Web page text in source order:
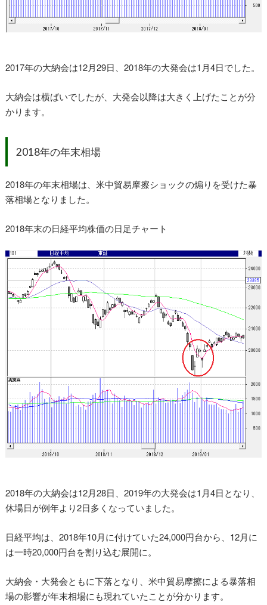
2017年の大納会は12月29日、2018年の大発会は1月4日でした。
大納会は横ばいでしたが、大発会以降は大きく上げたことが分
かります。
2018年の年末相場
2018年の年末相場は、米中貿易摩擦ショックの煽りを受けた暴
落相場となりました。
2018年末の日経平均株価の日足チャート
2018年の大納会は12月28日、2019年の大発会は1月4日となり、
休場日が例年より2日多くなっていました。
日経平均は、2018年10月に付けていた24,000円台から、12月に
は一時20,000円台を割り込む展開に。
大納会・大発会ともに下落となり、米中貿易摩擦による暴落相
場の影響が年末相場にも現れていたことが分かります。